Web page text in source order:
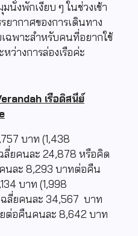
นั่งพักเงียบ ๆ ในช่วงเช้า
ากาศของการเดินทาง
ฉพาะสำหรับคนที่อยากใช้
หว่างการล่องเรือค่ะ
เรือดิสนีย์
บาท (1,438
ลี่ยคนละ 24,878 หรือคิด
นละ 8,293 บาทต่อคืน
บาท (1,998
ฉลี่ยคนละ 34,567 บาท
ต่อคืนคนละ 8,642 บาท